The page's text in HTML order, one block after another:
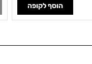
הוסף לקופה